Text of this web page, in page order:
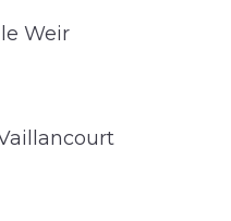
Weir